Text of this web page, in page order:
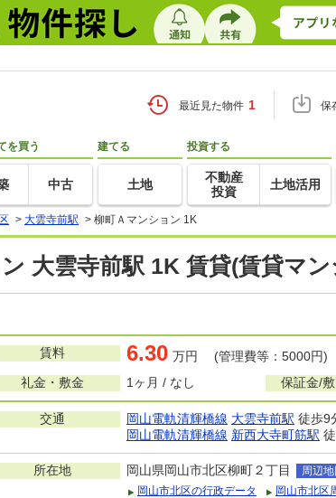
最近見た物件 1 保
を買う
中古
建てる
土地
投資する
不動産
投資
土地活用
> 大雲寺前駅 > 柳町Ａマンション 1K
大雲寺前駅 1K 賃貸(賃貸マ
賃料 6.30 万円 (管理費等：5000円)
礼金・敷金
1ヶ月 / なし 保証金/
交通 岡山電軌清輝橋線 大雲寺前駅 徒歩9
岡山電軌清輝橋線 新西大寺町筋駅
所在地 岡山県岡山市北区柳町２丁目
周辺地
岡山市北区の行政データ
岡山市北区